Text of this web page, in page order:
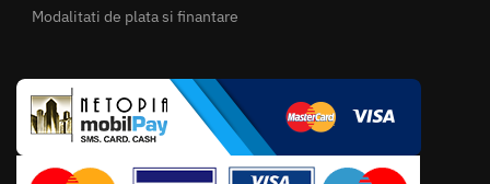
Modalitati de plata si finantare